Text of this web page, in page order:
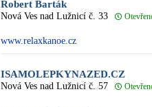
Robert Barták
Nová Ves nad Lužnicí č. 33
www.relaxkanoe.cz
ISAMOLEPKYNAZED.CZ
Nová Ves nad Lužnicí č. 57